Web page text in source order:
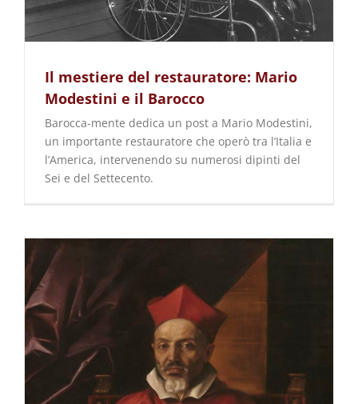
Il mestiere del restauratore: Mario
Modestini e il Barocco
Barocca-mente dedica un post a Mario Modestini,
un importante restauratore che operò tra l’Italia e
l’America, intervenendo su numerosi dipinti del
Sei e del Settecento.